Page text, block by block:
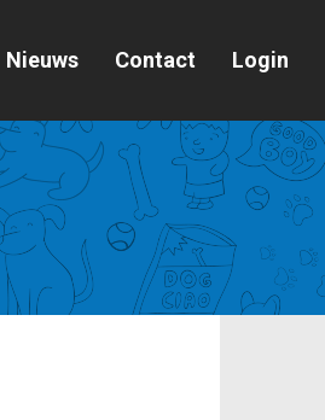
Nieuws Contact Login